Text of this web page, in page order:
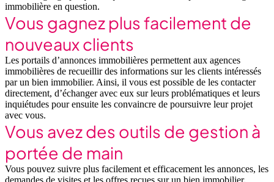
immobilière en question.
Vous gagnez plus facilement de
nouveaux clients
Les portails d’annonces immobilières permettent aux agences
immobilières de recueillir des informations sur les clients intéressés
par un bien immobilier. Ainsi, il vous est possible de les contacter
directement, d’échanger avec eux sur leurs problématiques et leurs
inquiétudes pour ensuite les convaincre de poursuivre leur projet
avec vous.
Vous avez des outils de gestion à
portée de main
Vous pouvez suivre plus facilement et efficacement les annonces, les